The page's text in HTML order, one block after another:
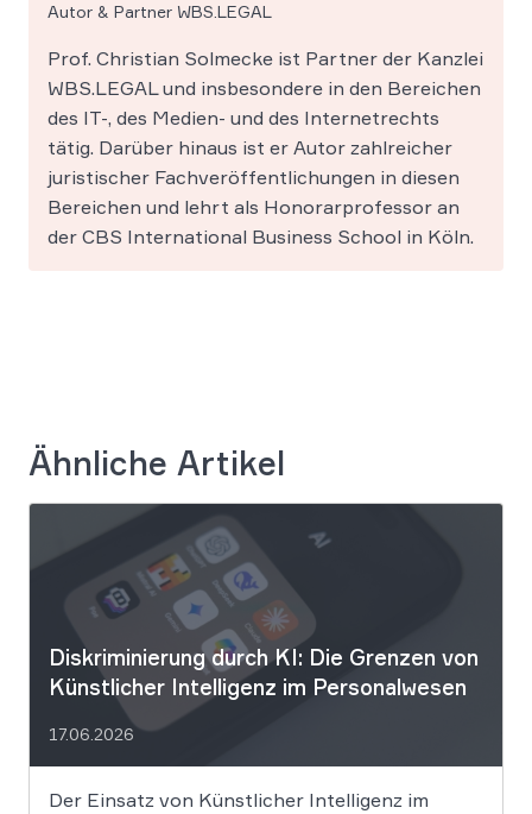
Autor & Partner WBS.LEGAL
Prof. Christian Solmecke ist Partner der Kanzlei
WBS.LEGAL und insbesondere in den Bereichen
des IT-, des Medien- und des Internetrechts
tätig. Darüber hinaus ist er Autor zahlreicher
juristischer Fachveröffentlichungen in diesen
Bereichen und lehrt als Honorarprofessor an
der CBS International Business School in Köln.
Ähnliche Artikel
Diskriminierung durch KI: Die Grenzen von
Künstlicher Intelligenz im Personalwesen
17.06.2026
Der Einsatz von Künstlicher Intelligenz im